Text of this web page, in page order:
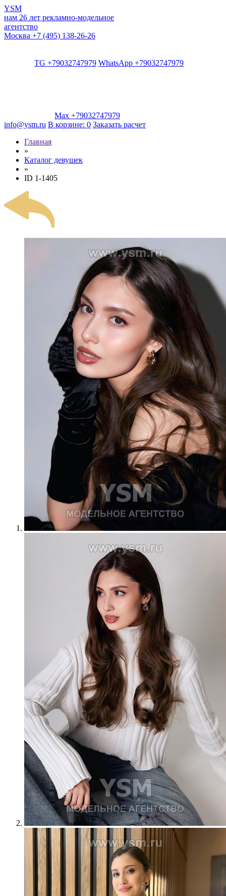
YSM
нам 26 лет рекламно-модельное
агентство
Москва +7 (495) 138-26-26
TG +79032747979 WhatsApp +79032747979
Max +79032747979
info@ysm.ru В корзине: 0 Заказать расчет
Главная
»
Каталог девушек
»
ID 1-1405